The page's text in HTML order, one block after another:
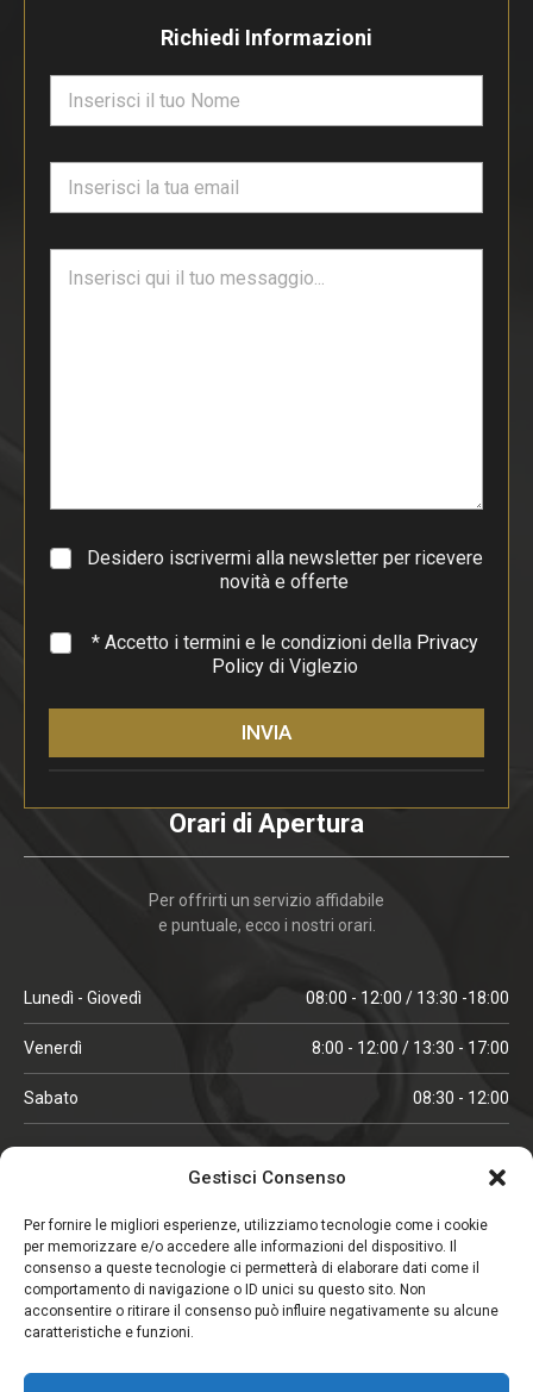
Gestisci Consenso
Per fornire le migliori esperienze, utilizziamo tecnologie come i cookie
per memorizzare e/o accedere alle informazioni del dispositivo. Il
consenso a queste tecnologie ci permetterà di elaborare dati come il
comportamento di navigazione o ID unici su questo sito. Non
acconsentire o ritirare il consenso può influire negativamente su alcune
caratteristiche e funzioni.
Richiedi Informazioni
m
a
g
a
f
Desidero iscrivermi alla newsletter per ricevere
novità e offerte
* * Accetto i termini e le condizioni della Privacy
Policydi Viglezio
INVIA
Orari di Apertura
Per offrirti un servizio affidabile
e puntuale, ecco i nostri orari.
Lunedì - Giovedì 08:00 - 12:00 / 13:30 -18:00
Venerdì 8:00 - 12:00 / 13:30 - 17:00
Sabato 08:30 - 12:00
ORARI IN ALTA STAGIONE
Lunedì - Venerdì 08:00 - 12:00 / 13:30 -18:00
Sabato 08:00 - 12:00
CHIUSO IL SABATO